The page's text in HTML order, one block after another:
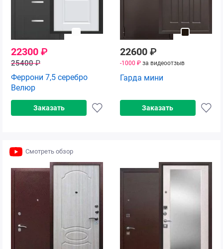
22300 ₽
25400₽
Феррони 7,5 серебро
Велюр
Заказать
22600 ₽
-1000 ₽ за видеоотзыв
Гарда мини
Заказать
Смотреть обзор